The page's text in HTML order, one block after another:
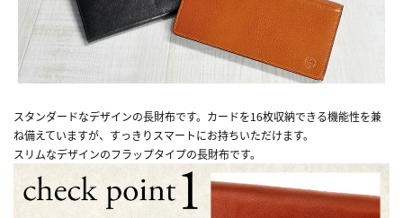
スタンダードなデザインの長財布です。カードを16枚収納できる機能性を兼
ね備えていますが、すっきりスマートにお持ちいただけます。
スリムなデザインのフラップタイプの長財布です。